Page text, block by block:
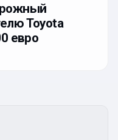
Toyota
евро